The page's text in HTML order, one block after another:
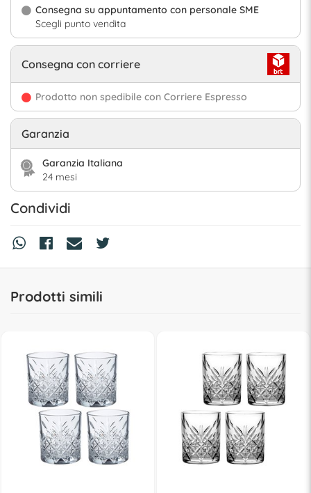
Consegna su appuntamento con personale SME
Scegli punto vendita
Consegna con corriere
Prodotto non spedibile con Corriere Espresso
Garanzia
Garanzia Italiana
24 mesi
Condividi
Prodotti simili